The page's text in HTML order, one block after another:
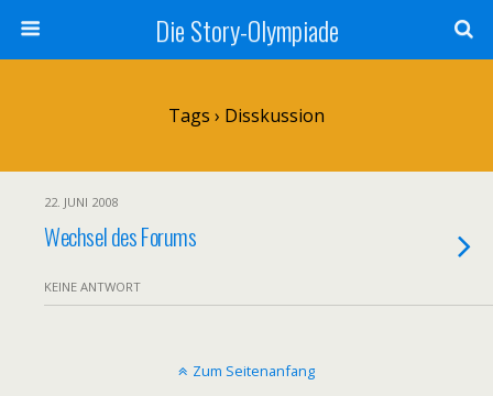
Die Story-Olympiade
Tags › Disskussion
22. JUNI 2008
Wechsel des Forums
KEINE ANTWORT
Zum Seitenanfang